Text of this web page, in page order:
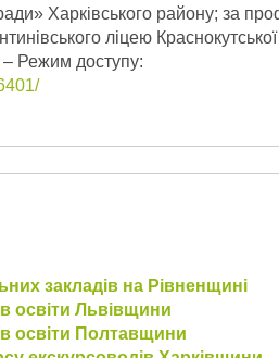
Харківського району; за
ліцею
Режим доступу:
закладів на Рівненщині
освіти Львівщини
освіти Полтавщини